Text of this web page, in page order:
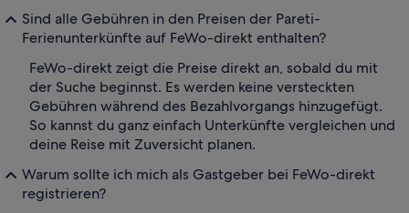
Sind alle Gebühren in den Preisen der Pareti-
Ferienunterkünfte auf FeWo-direkt enthalten?
FeWo-direkt zeigt die Preise direkt an, sobald du mit
der Suche beginnst. Es werden keine versteckten
Gebühren während des Bezahlvorgangs hinzugefügt.
So kannst du ganz einfach Unterkünfte vergleichen und
deine Reise mit Zuversicht planen.
Warum sollte ich mich als Gastgeber bei FeWo-direkt
registrieren?